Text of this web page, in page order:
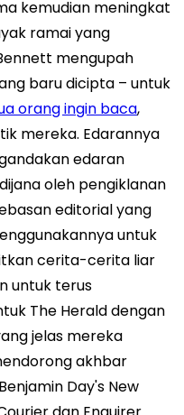
kemudian meningkat
ramai yang
mengupah
baru dicipta – untuk
orang ingin baca,
mereka. Edarannya
edaran
oleh pengiklanan
editorial yang
untuk
cerita-cerita liar
untuk terus
The Herald dengan
jelas mereka
akhbar
Day's New